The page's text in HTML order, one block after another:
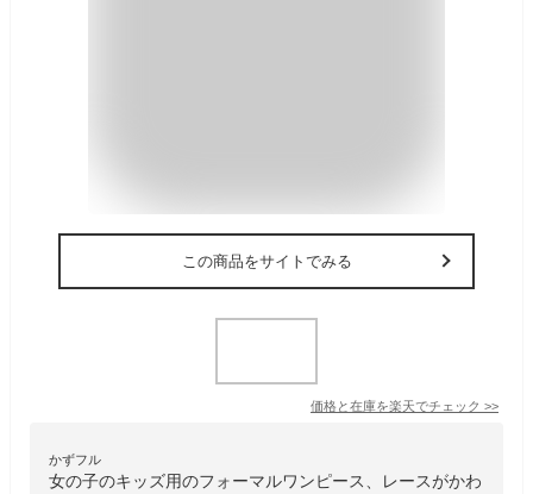
この商品をサイトでみる
価格と在庫を楽天でチェック >>
かずフル
女の子のキッズ用のフォーマルワンピース、レースがかわ